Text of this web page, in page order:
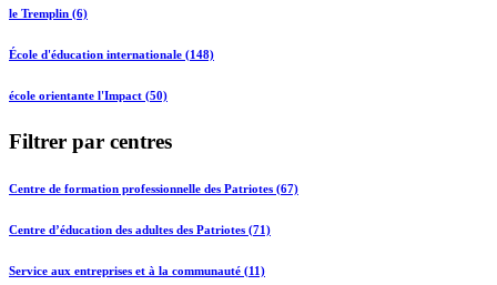
le Tremplin (6)
École d'éducation internationale (148)
école orientante l'Impact (50)
Filtrer par centres
Centre de formation professionnelle des Patriotes (67)
Centre d’éducation des adultes des Patriotes (71)
Service aux entreprises et à la communauté (11)